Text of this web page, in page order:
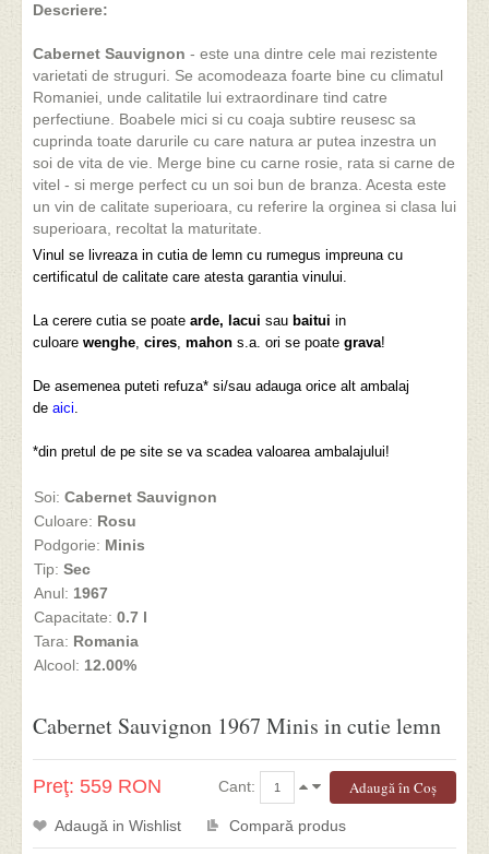
Descriere:
Cabernet Sauvignon - este una dintre cele mai rezistente
varietati de struguri. Se acomodeaza foarte bine cu climatul
Romaniei, unde calitatile lui extraordinare tind catre
perfectiune. Boabele mici si cu coaja subtire reusesc sa
cuprinda toate darurile cu care natura ar putea inzestra un
soi de vita de vie. Merge bine cu carne rosie, rata si carne de
vitel - si merge perfect cu un soi bun de branza. Acesta este
un vin de calitate superioara, cu referire la orginea si clasa lui
superioara, recoltat la maturitate.
Vinul se livreaza in cutia de lemn cu rumegus impreuna cu
certificatul de calitate care atesta garantia vinului.
La cerere cutia se poate arde, lacui sau baitui in
culoare wenghe, cires, mahon s.a. ori se poate grava!
De asemenea puteti refuza* si/sau adauga orice alt ambalaj
de aici.
*din pretul de pe site se va scadea valoarea ambalajului!
Soi: Cabernet Sauvignon
Culoare: Rosu
Podgorie: Minis
Tip: Sec
Anul: 1967
Capacitate: 0.7 l
Tara: Romania
Alcool: 12.00%
Cabernet Sauvignon 1967 Minis in cutie lemn
Preţ: 559 RON Cant:
Adaugă in Wishlist Compară produs